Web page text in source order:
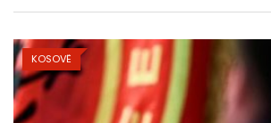
KOSOVË